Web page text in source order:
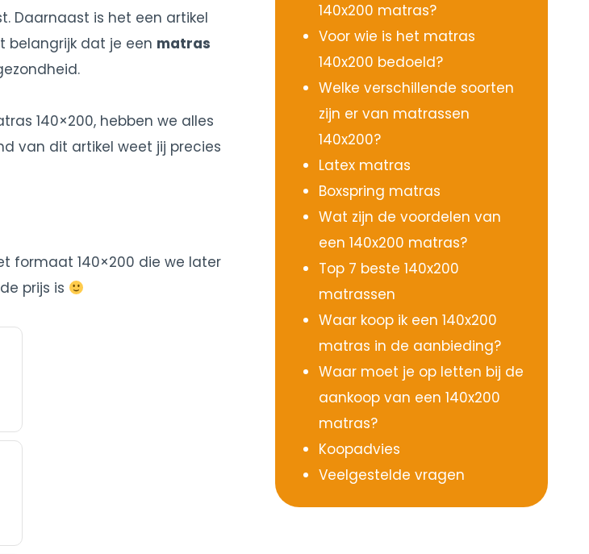
Daarnaast is het een artikel
belangrijk dat je een matras
140×200, hebben we alles
van dit artikel weet jij precies
formaat 140×200 die we later
prijs is
140x200 matras?
Voor wie is het matras
140x200 bedoeld?
Welke verschillende soorten
zijn er van matrassen
140x200?
Latex matras
Boxspring matras
Wat zijn de voordelen van
een 140x200 matras?
Top 7 beste 140x200
matrassen
Waar koop ik een 140x200
matras in de aanbieding?
Waar moet je op letten bij de
aankoop van een 140x200
matras?
Koopadvies
Veelgestelde vragen